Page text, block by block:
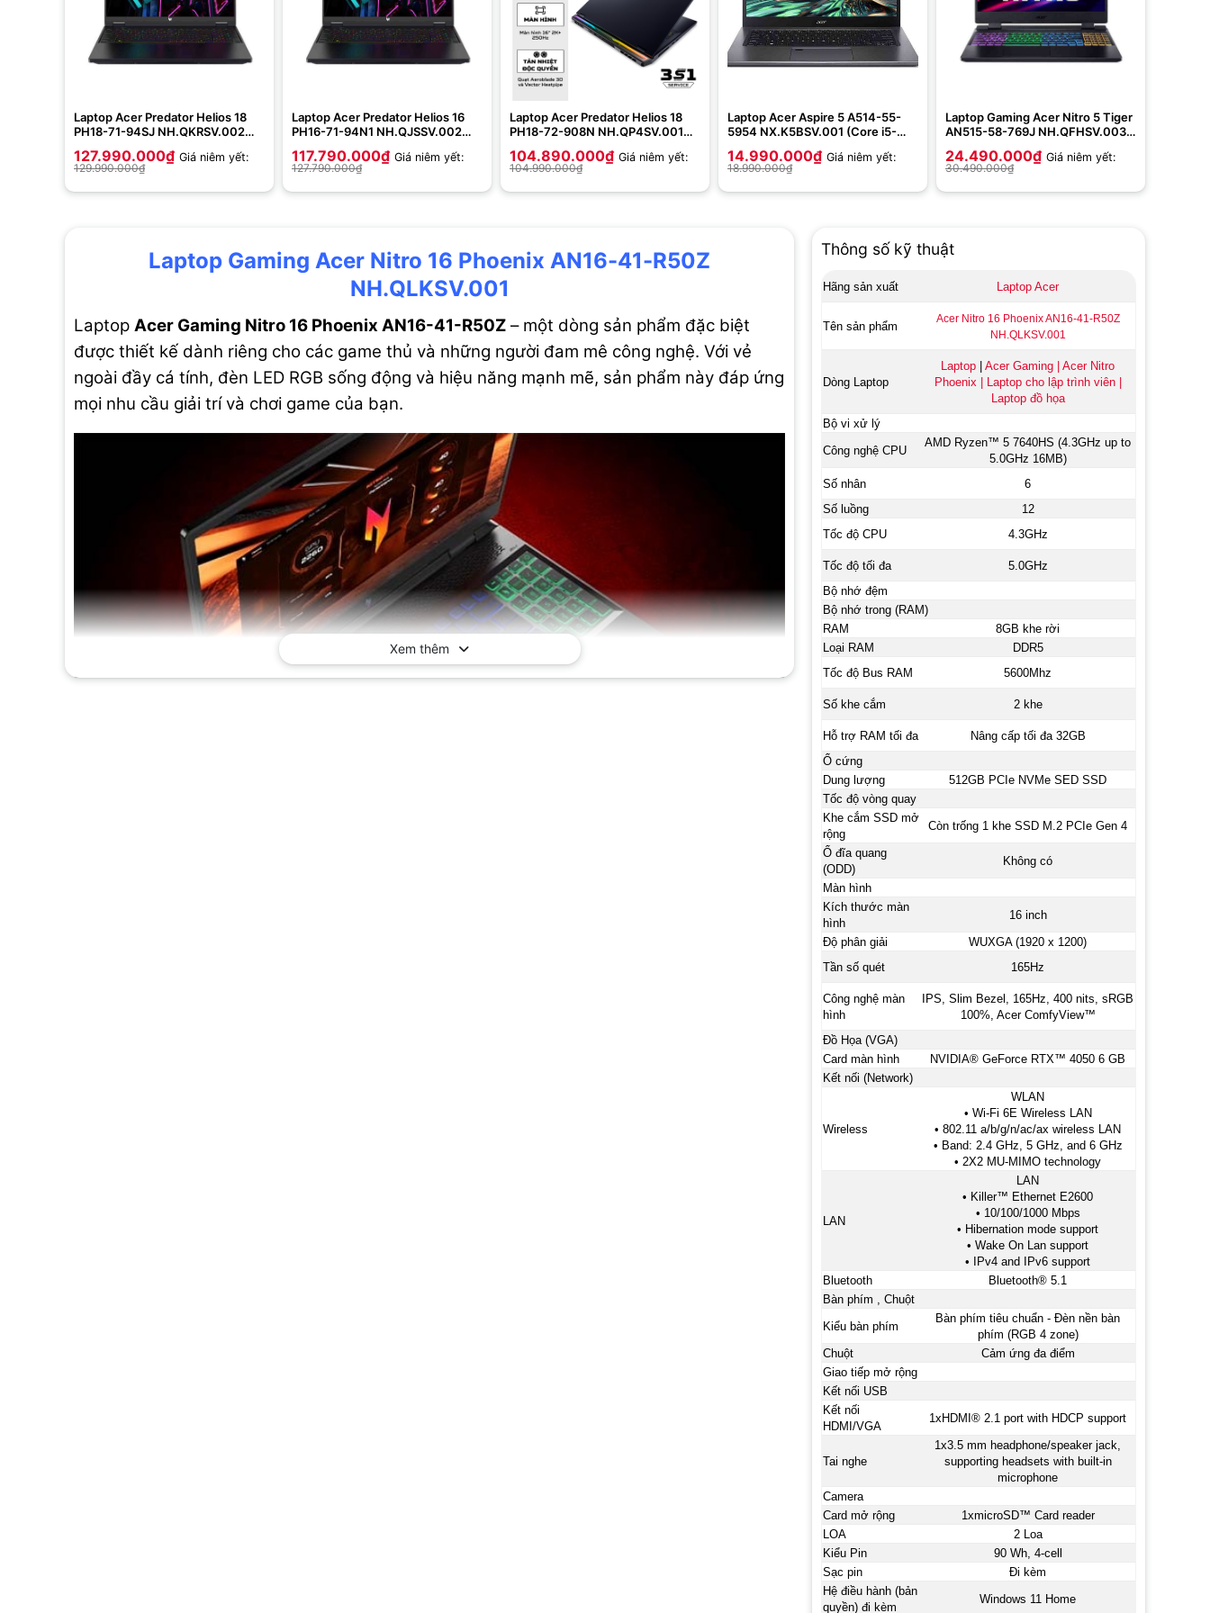
Laptop Acer Predator Helios 18
PH18-71-94SJ NH.QKRSV.002
2TB | RTX 4080 12GB | 18 inch
WQXGA | Win 11 | Abyssal Black)
127.990.000₫ Giá niêm yết:
129.990.000₫
Laptop Acer Predator Helios 16
PH16-71-94N1 NH.QJSSV.002
2TB | RTX 4080 12GB | 16 inch
WQXGA | Win 11 | Abyssal Black)
117.790.000₫ Giá niêm yết:
127.790.000₫
Laptop Acer Predator Helios 18
PH18-72-908N NH.QP4SV.001
4TB | RTX 4090 16GB | 18 inch
2K)
104.890.000₫ Giá niêm yết:
104.990.000₫
Laptop Acer Aspire 5 A514-55-
5954 NX.K5BSV.001 (Core i5-
14.0 inch FHD IPS | Win 11 | Xám)
14.990.000₫ Giá niêm yết:
18.990.000₫
Laptop Gaming Acer Nitro 5 Tiger
AN515-58-769J NH.QFHSV.003
RTX™ 3050 4GB | 15.6 inch FHD
144Hz | Win 11 | Đen)
24.490.000₫ Giá niêm yết:
30.490.000₫
Laptop Gaming Acer Nitro 16 Phoenix AN16-41-R50Z
NH.QLKSV.001
Laptop Acer Gaming Nitro 16 Phoenix AN16-41-R50Z– một dòng sản phẩm đặc biệt
được thiết kế dành riêng cho các game thủ và những người đam mê công nghệ. Với vẻ
ngoài đầy cá tính, đèn LED RGB sống động và hiệu năng mạnh mẽ, sản phẩm này đáp ứng
mọi nhu cầu giải trí và chơi game của bạn.
Xem thêm
Thông số kỹ thuật
Hãng sản xuất Laptop Acer
Tên sản phẩm
Acer Nitro 16 Phoenix AN16-41-R50Z
NH.QLKSV.001
Dòng Laptop
Laptop |Acer Gaming |Acer Nitro
Phoenix
Laptop cho lập trình viên|
Laptop đồ họa
Bộ vi xử lý
Công nghệ CPU
AMD Ryzen™ 5 7640HS (4.3GHz up to
5.0GHz 16MB)
Số nhân
6
Số luồng
12
Tốc độ CPU
4.3GHz
Tốc độ tối đa
5.0GHz
Bộ nhớ đệm
Bộ nhớ trong (RAM)
RAM
8GB khe rời
Loại RAM
DDR5
Tốc độ Bus RAM
5600Mhz
Số khe cắm 2 khe
Hỗ trợ RAM tối đa
Nâng cấp tối đa 32GB
Ổ cứng
Dung lượng
512GB PCIe NVMe SED SSD
Tốc độ vòng quay
Khe cắm SSD mở
rộng
Còn trống 1 khe SSD M.2 PCIe Gen 4
Ổ đĩa quang
(ODD)
Không có
Màn hình
Kích thước màn
hình
16 inch
Độ phân giải
WUXGA (1920 x 1200)
Tần số quét
165Hz
Công nghệ màn
hình
IPS, Slim Bezel, 165Hz, 400 nits, sRGB
100%, Acer ComfyView™
Đồ Họa (VGA)
Card màn hình
NVIDIA® GeForce RTX™ 4050 6 GB
Kết nối (Network)
Wireless
WLAN
• Wi-Fi 6E Wireless LAN
• 802.11 a/b/g/n/ac/ax wireless LAN
• Band: 2.4 GHz, 5 GHz, and 6 GHz
• 2X2 MU-MIMO technology
LAN
LAN
• Killer™ Ethernet E2600
• 10/100/1000 Mbps
• Hibernation mode support
• Wake On Lan support
• IPv4 and IPv6 support
Bluetooth
Bluetooth® 5.1
Bàn phím , Chuột
Kiểu bàn phím
Bàn phím tiêu chuẩn - Đèn nền bàn
phím (RGB 4 zone)
Chuột
Cảm ứng đa điểm
Giao tiếp mở rộng
Kết nối USB
Kết nối
HDMI/VGA
1xHDMI® 2.1 port with HDCP support
Tai nghe
1x3.5 mm headphone/speaker jack,
supporting headsets with built-in
microphone
Camera
Card mở rộng
1xmicroSD™ Card reader
LOA
2 Loa
Kiểu Pin
90 Wh, 4-cell
Sạc pin
Đi kèm
Hệ điều hành (bản
quyền) đi kèm
Windows 11 Home